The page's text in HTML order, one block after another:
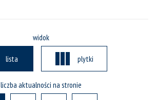
widok
lista plytki
liczba aktualności na stronie